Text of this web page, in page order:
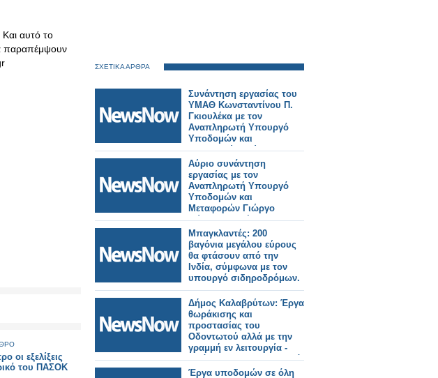
αυτό το
παραπέμψουν
οι εξελίξεις
του ΠΑΣΟΚ
ΣΧΕΤΙΚΑ ΑΡΘΡΑ
Συνάντηση εργασίας του
ΥΜΑΘ Κωνσταντίνου Π.
Γκιουλέκα με τον
Αναπληρωτή Υπουργό
Υποδομών και
Μεταφορών Γιώργο
Κώτσηρα.
Αύριο συνάντηση
εργασίας με τον
Αναπληρωτή Υπουργό
Υποδομών και
Μεταφορών Γιώργο
Κώτσηρα θα έχει ο
Κωνσταντίνος
Γκιουλέκας.
Μπαγκλαντές: 200
βαγόνια μεγάλου εύρους
θα φτάσουν από την
Ινδία, σύμφωνα με τον
υπουργό σιδηροδρόμων.
Δήμος Καλαβρύτων: Έργα
θωράκισης και
προστασίας του
Οδοντωτού αλλά με την
γραμμή εν λειτουργία -
Υπόμνημα στον Υπουργό
Έργα υποδομών σε όλη